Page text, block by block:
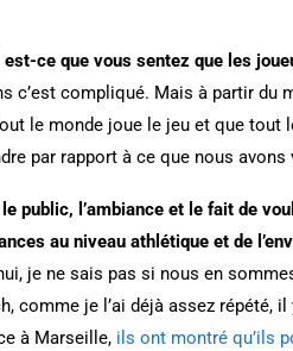
ce que vous sentez que les
c’est compliqué. Mais à partir du
le monde joue le jeu et que tout
par rapport à ce que nous
public, l’ambiance et le fait de
au niveau athlétique et de
je ne sais pas si nous en
comme je l’ai déjà assez répété,
à Marseille, ils ont montré qu’ils